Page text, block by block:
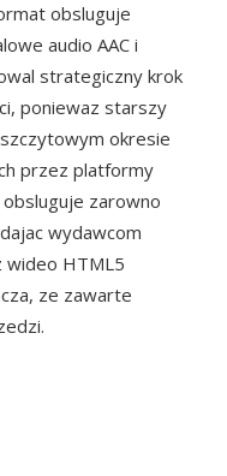
obsluguje
audio AAC i
strategiczny krok
poniewaz starszy
okresie
przez platformy
zarowno
wydawcom
wideo HTML5
ze zawarte